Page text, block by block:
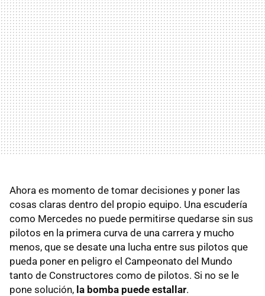
Ahora es momento de tomar decisiones y poner las
cosas claras dentro del propio equipo. Una escudería
como Mercedes no puede permitirse quedarse sin sus
pilotos en la primera curva de una carrera y mucho
menos, que se desate una lucha entre sus pilotos que
pueda poner en peligro el Campeonato del Mundo
tanto de Constructores como de pilotos. Si no se le
pone solución, la bomba puede estallar.